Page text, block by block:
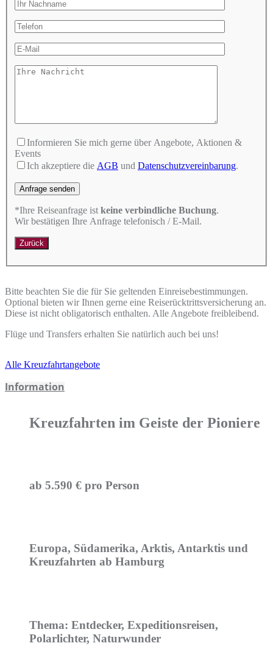
Informieren Sie mich gerne über Angebote, Aktionen &
Events
Ich akzeptiere die AGB und Datenschutzvereinbarung.
*Ihre Reiseanfrage ist keine verbindliche Buchung.
Wir bestätigen Ihre Anfrage telefonisch / E-Mail.
Zurück
Bitte beachten Sie die für Sie geltenden Einreisebestimmungen.
Optional bieten wir Ihnen gerne eine Reiserücktrittsversicherung an.
Diese ist nicht obligatorisch enthalten. Alle Angebote freibleibend.
Flüge und Transfers erhalten Sie natürlich auch bei uns!
Alle Kreuzfahrtangebote
Information
Kreuzfahrten im Geiste der Pioniere
ab 5.590 € pro Person
Europa, Südamerika, Arktis, Antarktis und
Kreuzfahrten ab Hamburg
Thema: Entdecker, Expeditionsreisen,
Polarlichter, Naturwunder